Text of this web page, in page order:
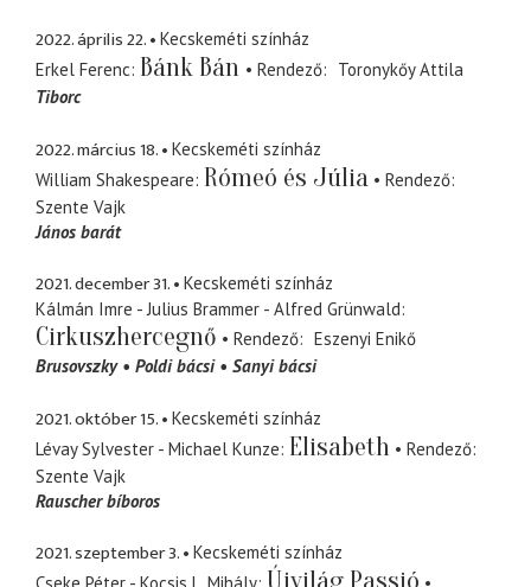
2022. április 22.
Kecskeméti színház
Erkel Ferenc Bánk Bán Rendező
Toronykőy Attila
Tiborc
2022. március 18.
Kecskeméti színház
William Shakespeare Rómeó és Júlia
Rendező
Szente Vajk
János barát
2021. december 31.
Kecskeméti színház
Kálmán Imre - Julius Brammer - Alfred Grünwald
Cirkuszhercegnő Rendező
Eszenyi Enikő
Brusovszky
Poldi bácsi Sanyi bácsi
2021. október 15.
Kecskeméti színház
Lévay Sylvester - Michael Kunze Elisabeth
Rendező
Szente Vajk
Rauscher bíboros
2021. szeptember 3.
Kecskeméti színház